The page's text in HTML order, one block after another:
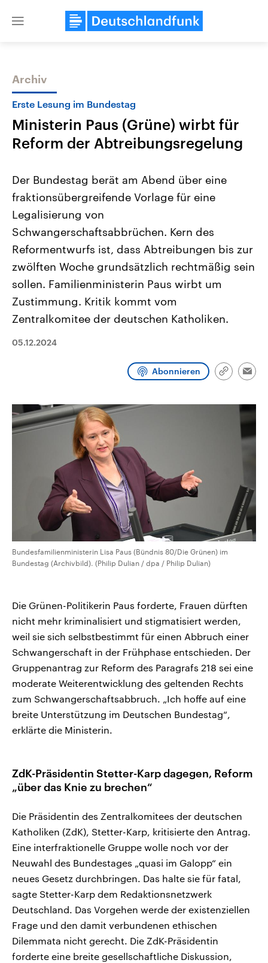
Close
Themen
Landtagswahl Sachsen-Anhalt
2026
Alle Informationen
Sachsen-Anhalt wählt am 6.
September 2026 einen neuen
Landtag. Seit 2021 wird das
Bundesland von einer Koalition aus
CDU, SPD und FDP regiert.-
Umfragen, Prognosen,
Wahlprogramme, aktuelle Berichte
und Hintergründe zu den Parteien
und Kandidaten der anstehenden
Wahl.
Hintergründe
Wirtschaftlich und
gehören die Vereinigten
den mächtigsten Ländern
mit großem Einfluss auf
aktuelle Weltgeschehen.
Sendungen Programm Podcasts
Archiv
Erste Lesung im Bundestag
Ministerin Paus (Grüne) wirbt für
Reform der Abtreibungsregelung
Der Bundestag berät am Abend über eine
fraktionsübergreifende Vorlage für eine
Legalisierung von
Schwangerschaftsabbrüchen. Kern des
Reformentwurfs ist, dass Abtreibungen bis zur
zwölften Woche grundsätzlich rechtmäßig sein
sollen. Familienministerin Paus wirbt um
Zustimmung. Kritik kommt vom
Zentralkomitee der deutschen Katholiken.
05.12.2024
Abonnieren
Link
Bundesfamilienministerin Lisa Paus (Bündnis 80/Die Grünen) im
Bundestag (Archivbild). (Philip Dulian / dpa / Philip Dulian)
Die Grünen-Politikerin Paus forderte, Frauen dürften
nicht mehr kriminalisiert und stigmatisiert werden,
weil sie sich selbstbestimmt für einen Abbruch einer
Schwangerschaft in der Frühphase entschieden. Der
Gruppenantrag zur Reform des Paragrafs 218 sei eine
moderate Weiterentwicklung des geltenden Rechts
zum Schwangerschaftsabbruch. „Ich hoffe auf eine
breite Unterstützung im Deutschen Bundestag“,
erklärte die Ministerin.
ZdK-Präsidentin Stetter-Karp dagegen, Reform
„über das Knie zu brechen“
Die Präsidentin des Zentralkomitees der deutschen
Katholiken (ZdK), Stetter-Karp, kritisierte den Antrag.
Eine interfraktionelle Gruppe wolle noch vor der
Neuwahl des Bundestages „quasi im Galopp“ ein
neues Gesetz durchbringen. Das halte sie für fatal,
sagte Stetter-Karp dem Redaktionsnetzwerk
Deutschland. Das Vorgehen werde der existenziellen
Frage und den damit verbundenen ethischen
Dilemmata nicht gerecht. Die ZdK-Präsidentin
forderte eine breite gesellschaftliche Diskussion,